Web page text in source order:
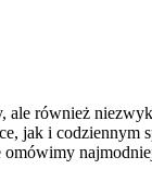
ale również
jak i codziennym